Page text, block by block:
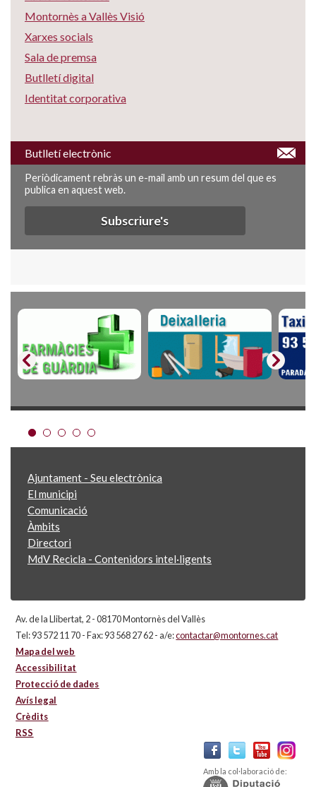
Montornès a Vallès Visió
Xarxes socials
Sala de premsa
Butlletí digital
Identitat corporativa
Butlletí electrònic
Periòdicament rebràs un e-mail amb un resum del que es
publica en aquest web.
Subscriure's
Ajuntament - Seu electrònica
El municipi
Comunicació
Àmbits
Directori
MdV Recicla - Contenidors intel·ligents
Av. de la Llibertat, 2 - 08170 Montornès del Vallès
Tel: 93 572 11 70 - Fax: 93 568 27 62 - a/e:contactar@montornes.cat
Mapa del web
Accessibilitat
Protecció de dades
Avís legal
Crèdits
RSS
Amb la col·laboració de: